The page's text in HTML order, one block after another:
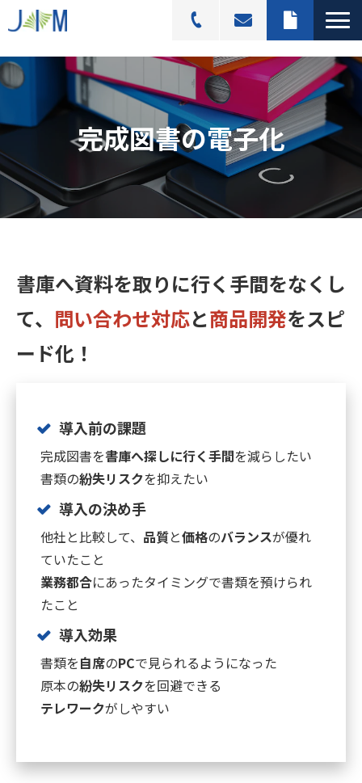
スキャニングサービス
選ばれる理由
活用シーン
導入事例
料金プラン
よくあるご質問
完成図書の電子化
書庫へ資料を取りに行く手間をなくし
て、 問い合わせ対応と商品開発をスピ
ード化 ！
導入前の課題
完成図書を書庫へ探しに行く手間を減らしたい
書類の紛失リスクを抑えたい
導入の決め手
他社と比較して、 品質と価格のバランスが優れ
ていたこと
業務都合にあったタイミングで書類を預けられ
たこと
導入効果
書類を自席のPCで見られるようになった
原本の紛失リスクを回避できる
テレワークがしやすい